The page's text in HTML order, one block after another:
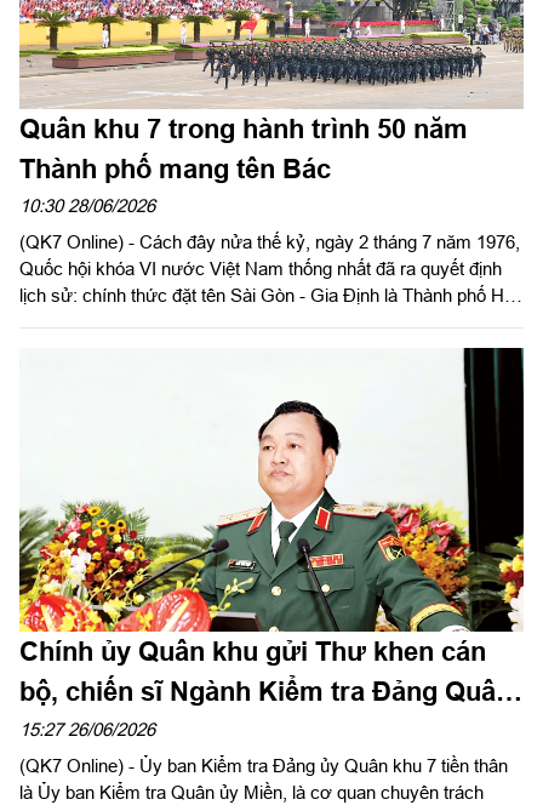
Nhân dân trên mọi lĩnh vực công tác.
Quân khu 7 trong hành trình 50 năm
Thành phố mang tên Bác
10:30 28/06/2026
(QK7 Online) - Cách đây nửa thế kỷ, ngày 2 tháng 7 năm 1976,
Quốc hội khóa VI nước Việt Nam thống nhất đã ra quyết định
lịch sử: chính thức đặt tên Sài Gòn - Gia Định là Thành phố Hồ
tự hào vô bờ bến của Đảng bộ, chính quyền và nhân dân Thành
phố, mà còn mở ra một hành trình vĩ đại — hành trình hồi sinh
từ đổ nát chiến tranh, kiên cường vượt qua muôn vàn thác
ghềnh để khẳng định vị thế đầu tàu kinh tế, văn hóa, khoa học -
công nghệ và chủ động hội nhập quốc tế của cả nước. Trên
chặng đường đầy gian truân nhưng oanh liệt ấy, Lực lượng vũ
trang (LLVT) Quân khu 7 luôn đóng vai trò là lực lượng nòng
cốt, là chỗ dựa vững vàng để giữ vững bình yên, tạo bệ phóng
cho “Hòn ngọc Viễn Đông” tỏa sáng.
Chính ủy Quân khu gửi Thư khen cán
bộ, chiến sĩ Ngành Kiểm tra Đảng Quân
khu 7
15:27 26/06/2026
(QK7 Online) - Ủy ban Kiểm tra Đảng ủy Quân khu 7 tiền thân
là Ủy ban Kiểm tra Quân ủy Miền, là cơ quan chuyên trách